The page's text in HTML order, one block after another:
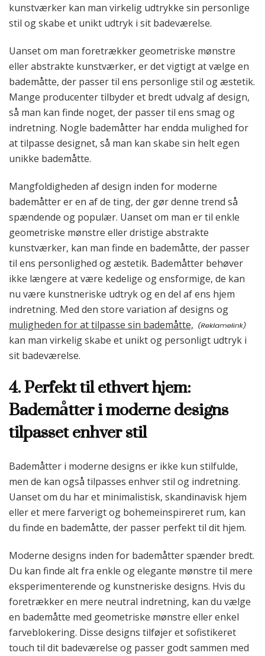
kunstværker kan man virkelig udtrykke sin personlige
stil og skabe et unikt udtryk i sit badeværelse.
Uanset om man foretrækker geometriske mønstre
eller abstrakte kunstværker, er det vigtigt at vælge en
bademåtte, der passer til ens personlige stil og æstetik.
Mange producenter tilbyder et bredt udvalg af design,
så man kan finde noget, der passer til ens smag og
indretning. Nogle bademåtter har endda mulighed for
at tilpasse designet, så man kan skabe sin helt egen
unikke bademåtte.
Mangfoldigheden af design inden for moderne
bademåtter er en af de ting, der gør denne trend så
spændende og populær. Uanset om man er til enkle
geometriske mønstre eller dristige abstrakte
kunstværker, kan man finde en bademåtte, der passer
til ens personlighed og æstetik. Bademåtter behøver
ikke længere at være kedelige og ensformige, de kan
nu være kunstneriske udtryk og en del af ens hjem
indretning. Med den store variation af designs og
muligheden for at tilpasse sin bademåtte,
kan man virkelig skabe et unikt og personligt udtryk i
sit badeværelse.
4. Perfekt til ethvert hjem:
Bademåtter i moderne designs
tilpasset enhver stil
Bademåtter i moderne designs er ikke kun stilfulde,
men de kan også tilpasses enhver stil og indretning.
Uanset om du har et minimalistisk, skandinavisk hjem
eller et mere farverigt og bohemeinspireret rum, kan
du finde en bademåtte, der passer perfekt til dit hjem.
Moderne designs inden for bademåtter spænder bredt.
Du kan finde alt fra enkle og elegante mønstre til mere
eksperimenterende og kunstneriske designs. Hvis du
foretrækker en mere neutral indretning, kan du vælge
en bademåtte med geometriske mønstre eller enkel
farveblokering. Disse designs tilføjer et sofistikeret
touch til dit badeværelse og passer godt sammen med